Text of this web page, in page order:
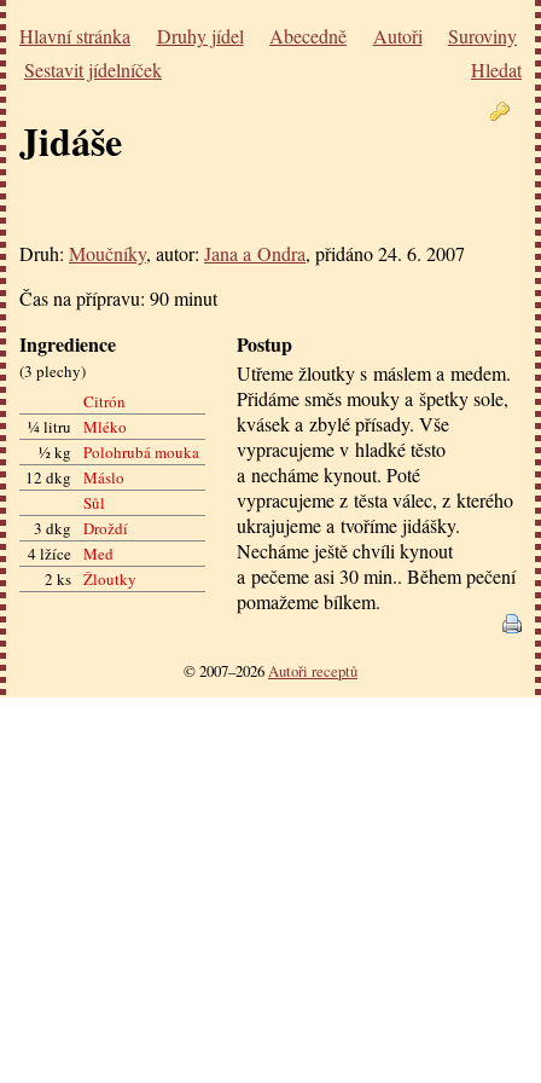
Hlavní stránka Druhy jídel Abecedně Autoři
Suroviny
Sestavit jídelníček
Hledat
Jidáše
Druh: Moučníky, autor: Jana a Ondra, přidáno24. 6. 2007
Čas na přípravu: 90 minut
Ingredience
(3 plechy)
Citrón
¼ litru
Mléko
½ kg
Polohrubá mouka
12 dkg
Máslo
Sůl
3 dkg
Droždí
4 lžíce Med
2 ks Žloutky
Postup
Utřeme žloutky s máslem a medem.
Přidáme směs mouky a špetky sole,
kvásek a zbylé přísady. Vše
vypracujeme v hladké těsto
a necháme kynout. Poté
vypracujeme z těsta válec, z kterého
ukrajujeme a tvoříme jidášky.
Necháme ještě chvíli kynout
a pečeme asi 30 min.. Během pečení
pomažeme bílkem.
© 2007–2026Autoři receptů